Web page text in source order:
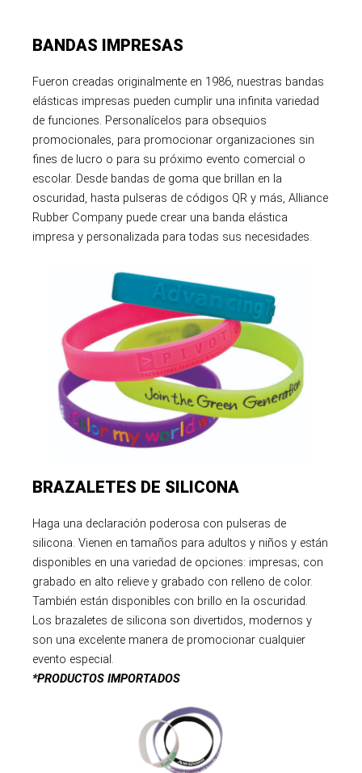
BANDAS IMPRESAS
Fueron creadas originalmente en 1986, nuestras bandas
elásticas impresas pueden cumplir una infinita variedad
de funciones. Personalícelos para obsequios
promocionales, para promocionar organizaciones sin
fines de lucro o para su próximo evento comercial o
escolar. Desde bandas de goma que brillan en la
oscuridad, hasta pulseras de códigos QR y más, Alliance
Rubber Company puede crear una banda elástica
impresa y personalizada para todas sus necesidades.
BRAZALETES DE SILICONA
Haga una declaración poderosa con pulseras de
silicona. Vienen en tamaños para adultos y niños y están
disponibles en una variedad de opciones: impresas; con
grabado en alto relieve y grabado con relleno de color.
También están disponibles con brillo en la oscuridad.
Los brazaletes de silicona son divertidos, modernos y
son una excelente manera de promocionar cualquier
evento especial.
*PRODUCTOS IMPORTADOS